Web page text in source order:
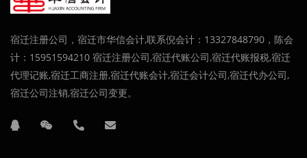
宿迁注册公司，宿迁市华信会计,联系倪会计：13327848790，陈会
计：15951594210 宿迁注册公司,宿迁代账公司,宿迁代账报税,宿迁
代理记账,宿迁工商注册,宿迁代账会计,宿迁会计公司,宿迁代办公司,
宿迁公司注销,宿迁公司变更。